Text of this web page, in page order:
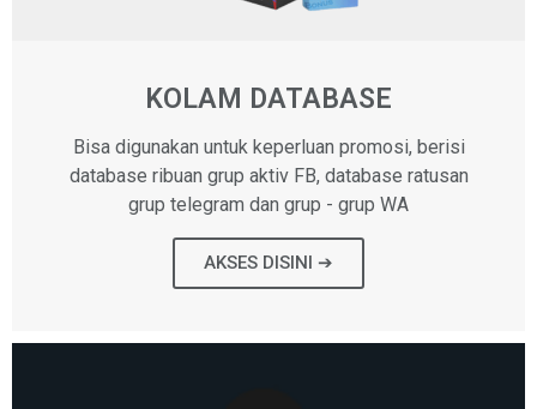
KOLAM DATABASE
Bisa digunakan untuk keperluan promosi, berisi
database ribuan grup aktiv FB, database ratusan
grup telegram dan grup - grup WA
AKSES DISINI ➔